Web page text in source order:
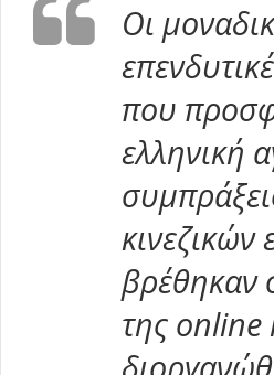
Οι
που
ελληνική
κινεζικών
βρέθηκαν
της online